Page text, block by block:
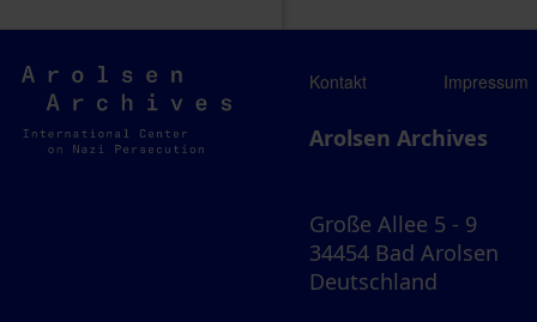
Arolsen
Archives
Kontakt Impressum
Arolsen Archives
Große Allee 5 - 9
34454 Bad Arolsen
Deutschland